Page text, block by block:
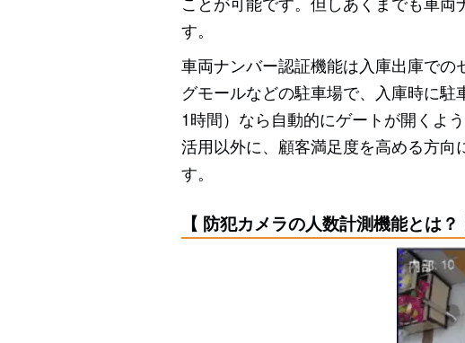
す。
車両ナンバー認証機能は入庫出庫で
グモールなどの駐車場で、入庫時に
1時間）なら自動的にゲートが開くよ
活用以外に、顧客満足度を高める方
す。
【 防犯カメラの人数計測機能とは？